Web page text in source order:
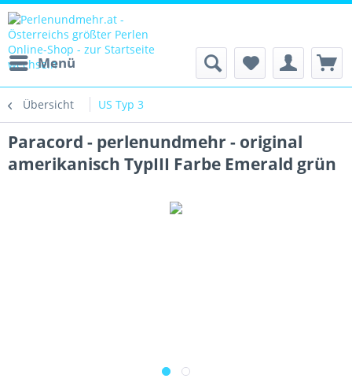
Menü
Übersicht US Typ 3
Paracord - perlenundmehr - original
amerikanisch TypIII Farbe Emerald grün